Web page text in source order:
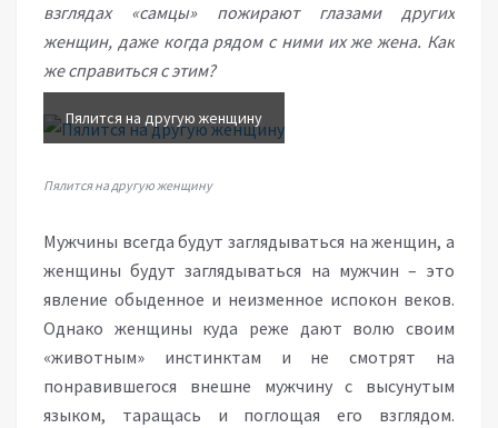
взглядах «самцы» пожирают глазами других
женщин, даже когда рядом с ними их же жена. Как
же справиться с этим?
Пялится на другую женщину
Пялится на другую женщину
Мужчины всегда будут заглядываться на женщин, а
женщины будут заглядываться на мужчин – это
явление обыденное и неизменное испокон веков.
Однако женщины куда реже дают волю своим
«животным» инстинктам и не смотрят на
понравившегося внешне мужчину с высунутым
языком, таращась и поглощая его взглядом.